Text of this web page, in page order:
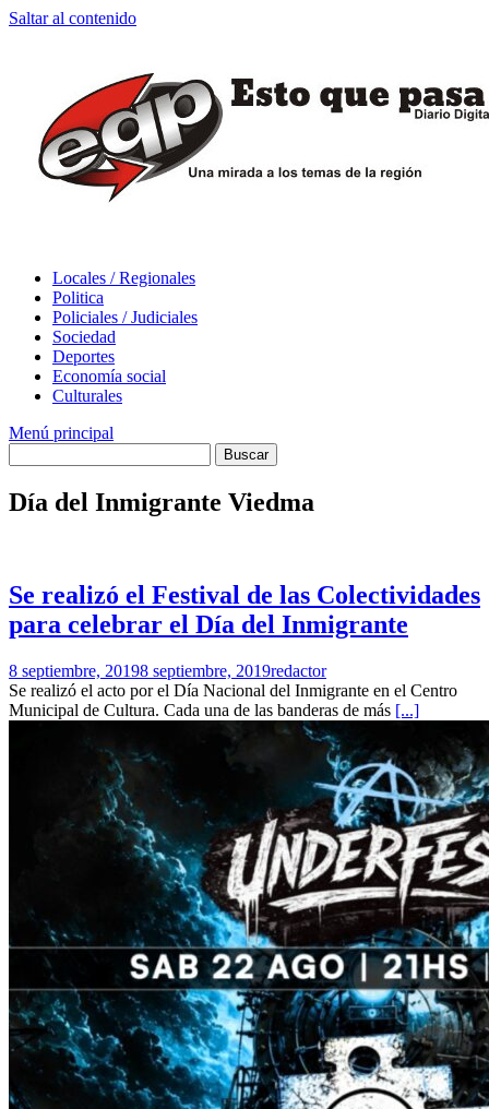
Saltar al contenido
Locales / Regionales
Politica
Policiales / Judiciales
Sociedad
Deportes
Economía social
Culturales
Menú principal
Día del Inmigrante Viedma
Se realizó el Festival de las Colectividades
para celebrar el Día del Inmigrante
8 septiembre, 20198 septiembre, 2019redactor
Se realizó el acto por el Día Nacional del Inmigrante en el Centro
Municipal de Cultura. Cada una de las banderas de más [...]